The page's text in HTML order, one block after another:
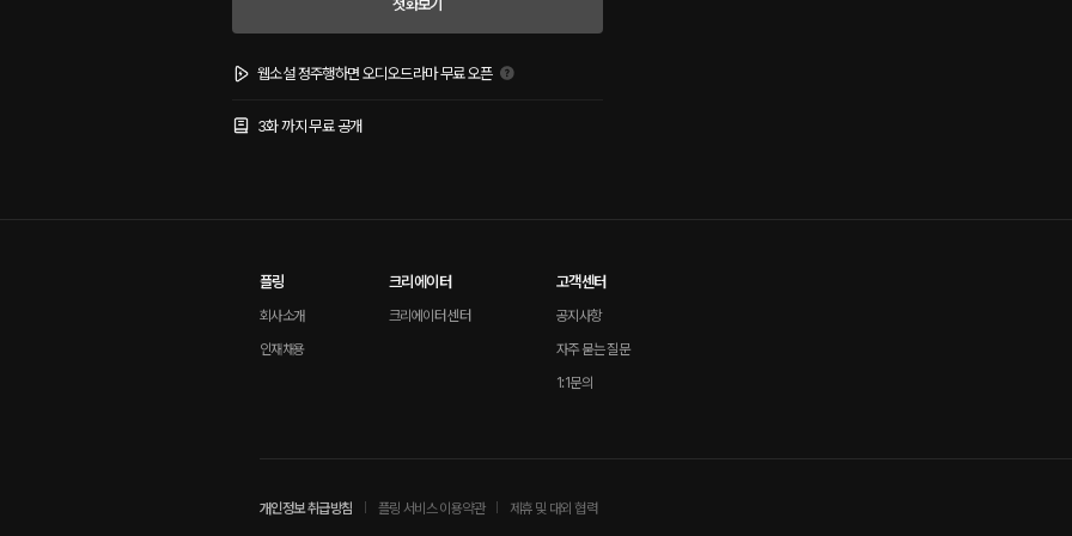
웹소설 정주행하면 오디오드라마 무료 오픈
3화 까지 무료 공개
첫화보기
플링
회사소개
인재채용
크리에이터
크리에이터 센터
고객센터
공지사항
자주 묻는 질문
1:1문의
개인정보 취급방침 플링 서비스 이용약관 제휴 및 대외 협력